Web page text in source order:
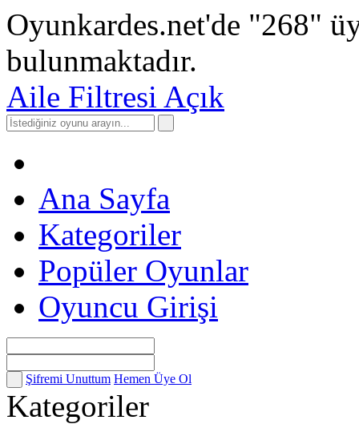
Oyunkardes.net'de "268"
bulunmaktadır.
Aile Filtresi Açık
Ana Sayfa
Kategoriler
Popüler Oyunlar
Oyuncu Girişi
Şifremi Unuttum Hemen Üye Ol
Kategoriler